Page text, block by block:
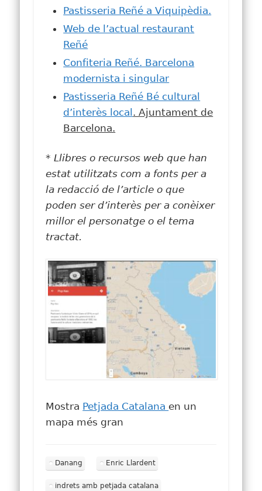
Pastisseria Reñé a Viquipèdia.
Web de l’actual restaurant
Reñé
Confiteria Reñé. Barcelona
modernista i singular
Pastisseria Reñé Bé cultural
d’interès local. Ajuntament de
Barcelona.
* Llibres o recursos web que han
estat utilitzats com a fonts per a
la redacció de l’article o que
poden ser d’interès per a conèixer
millor el personatge o el tema
tractat.
Mostra Petjada Catalana en un
mapa més gran
Danang Enric Llardent
indrets amb petjada catalana